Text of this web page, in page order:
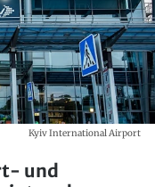
Kyiv International Airport
und